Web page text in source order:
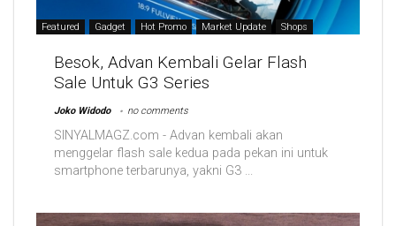
Featured Gadget Hot Promo Market Update Shops
Besok, Advan Kembali Gelar Flash
Sale Untuk G3 Series
Joko Widodo no comments
SINYALMAGZ.com - Advan kembali akan
menggelar flash sale kedua pada pekan ini untuk
smartphone terbarunya, yakni G3 ...